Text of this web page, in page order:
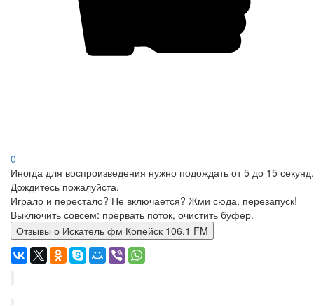
0
Иногда для воспроизведения нужно подождать от 5 до 15 секунд.
Дождитесь пожалуйста.
Играло и перестало? Не включается? Жми сюда, перезапуск!
Выключить совсем: прервать поток, очистить буфер.
Отзывы о Искатель фм Копейск 106.1 FM